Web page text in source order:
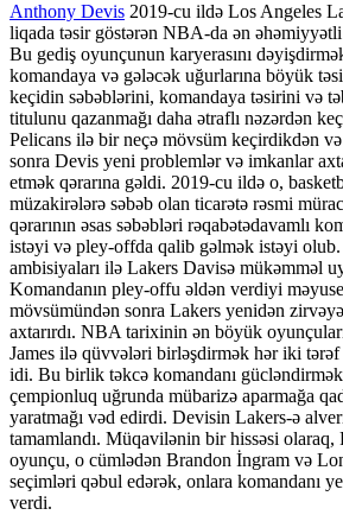
Anthony Devis 2019-cu ildə Los Angeles
liqada təsir göstərən NBA-da ən
Bu gediş oyunçunun karyerasını
komandaya və gələcək uğurlarına böyük
keçidin səbəblərini, komandaya təsirini və
titulunu qazanmağı daha ətraflı nəzərdən
Pelicans ilə bir neçə mövsüm keçirdikdən
sonra Devis yeni problemlər və imkanlar
etmək qərarına gəldi. 2019-cu ildə o,
müzakirələrə səbəb olan ticarətə rəsmi
qərarının əsas səbəbləri rəqabətədavamlı
istəyi və pley-offda qalib gəlmək istəyi
ambisiyaları ilə Lakers Davisə mükəmməl
Komandanın pley-offu əldən verdiyi
mövsümündən sonra Lakers yenidən
axtarırdı. NBA tarixinin ən böyük
James ilə qüvvələri birləşdirmək hər iki
idi. Bu birlik təkcə komandanı
çempionluq uğrunda mübarizə aparmağa
yaratmağı vəd edirdi. Devisin Lakers-ə
tamamlandı. Müqavilənin bir hissəsi olaraq,
oyunçu, o cümlədən Brandon İngram və
seçimləri qəbul edərək, onlara komandanı
verdi.